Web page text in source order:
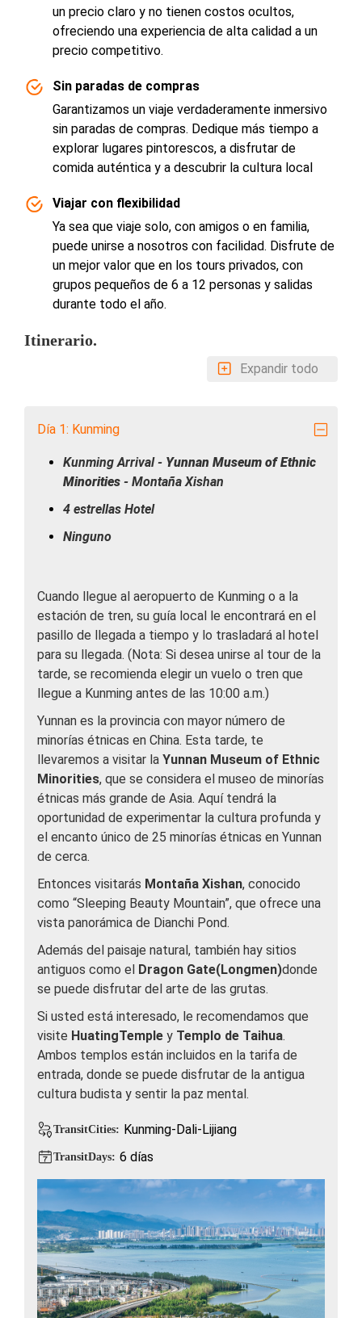
un precio claro y no tienen costos ocultos,
ofreciendo una experiencia de alta calidad a un
precio competitivo.
Sin paradas de compras
Garantizamos un viaje verdaderamente inmersivo
sin paradas de compras. Dedique más tiempo a
explorar lugares pintorescos, a disfrutar de
comida auténtica y a descubrir la cultura local
Viajar con flexibilidad
Ya sea que viaje solo, con amigos o en familia,
puede unirse a nosotros con facilidad. Disfrute de
un mejor valor que en los tours privados, con
grupos pequeños de 6 a 12 personas y salidas
durante todo el año.
Itinerario.
Expandir todo
Día 1: Kunming
Kunming Arrival - Yunnan Museum of Ethnic
Minorities - Montaña Xishan
4 estrellas Hotel
Ninguno
Cuando llegue al aeropuerto de Kunming o a la
estación de tren, su guía local le encontrará en el
pasillo de llegada a tiempo y lo trasladará al hotel
para su llegada. (Nota: Si desea unirse al tour de la
tarde, se recomienda elegir un vuelo o tren que
llegue a Kunming antes de las 10:00 a.m.)
Yunnan es la provincia con mayor número de
minorías étnicas en China. Esta tarde, te
llevaremos a visitar la Yunnan Museum of Ethnic
Minorities, que se considera el museo de minorías
étnicas más grande de Asia. Aquí tendrá la
oportunidad de experimentar la cultura profunda y
el encanto único de 25 minorías étnicas en Yunnan
de cerca.
Entonces visitarás Montaña Xishan, conocido
como “Sleeping Beauty Mountain”, que ofrece una
vista panorámica de Dianchi Pond.
Además del paisaje natural, también hay sitios
antiguos como el Dragon Gate(Longmen)donde
se puede disfrutar del arte de las grutas.
Si usted está interesado, le recomendamos que
visite HuatingTemple y Templo de Taihua.
Ambos templos están incluidos en la tarifa de
entrada, donde se puede disfrutar de la antigua
cultura budista y sentir la paz mental.
TransitCities: Kunming-Dali-Lijiang
TransitDays: 6 días